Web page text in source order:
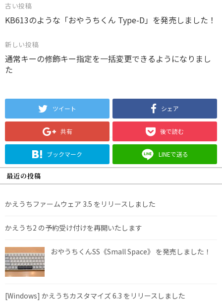
投
稿
ナ
ビ
ゲ
シ
ン
古い投稿
KB613のような「おやうちくん Type-D」を発売しました！
新しい投稿
通常キーの修飾キー指定を一括変更できるようになりまし
た
ツイート シェア
共有 後で読む
ブックマーク LINEで送る
最近の投稿
かえうちファームウェア 3.5 をリリースしました
かえうち2 の予約受け付けを再開いたします
おやうちくんSS《Small Space》 を発売しました！
[Windows] かえうちカスタマイズ 6.3 をリリースしました